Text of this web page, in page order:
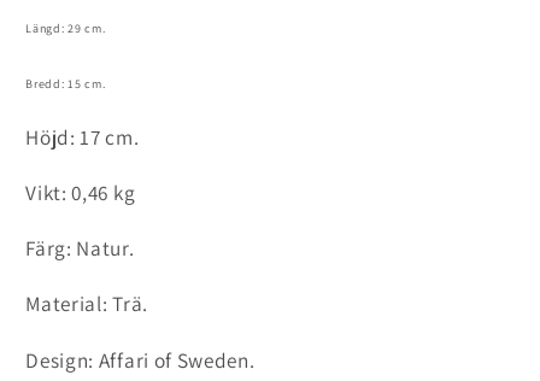
Längd: 29 cm.
Bredd: 15 cm.
Höjd: 17 cm.
Vikt: 0,46 kg
Färg: Natur.
Material: Trä.
Design: Affari of Sweden.